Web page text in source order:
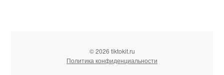
© 2026 tiktokit.ru
Политика конфиденциальности